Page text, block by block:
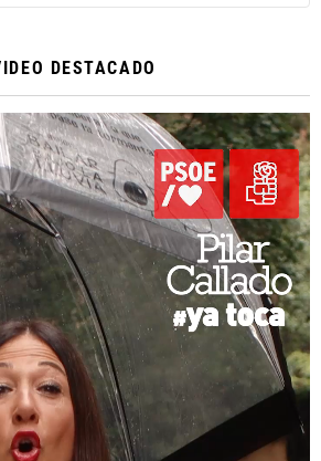
DESTACADO